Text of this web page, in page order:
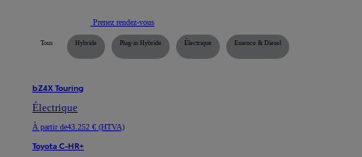
Prenez rendez-vous
Tous Hybride Plug-in Hybride Électrique Essence & Diesel
bZ4X Touring
Électrique
À partir de43.252 € (HTVA)
Toyota C-HR+